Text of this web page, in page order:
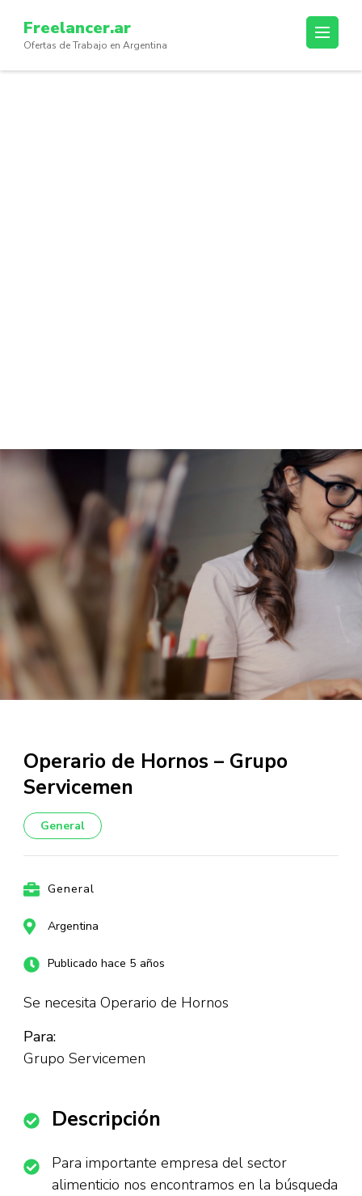
content
(Press
Freelancer.ar
Ofertas de Trabajo en Argentina
Operario de Hornos – Grupo
Servicemen
General
General
Argentina
Publicado hace 5 años
Se necesita Operario de Hornos
Para:
Grupo Servicemen
Descripción
Para importante empresa del sector
alimenticio nos encontramos en la búsqueda